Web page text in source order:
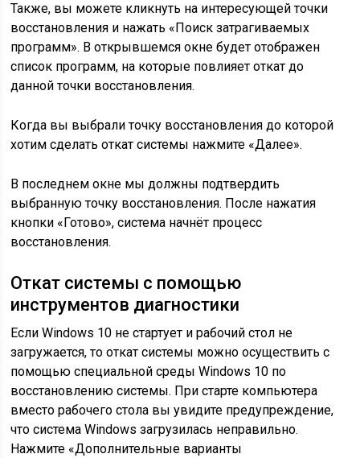
Также, вы можете кликнуть на интересующей точки
восстановления и нажать «Поиск затрагиваемых
программ». В открывшемся окне будет отображен
список программ, на которые повлияет откат до
данной точки восстановления.
Когда вы выбрали точку восстановления до которой
хотим сделать откат системы нажмите «Далее».
В последнем окне мы должны подтвердить
выбранную точку восстановления. После нажатия
кнопки «Готово», система начнёт процесс
восстановления.
Откат системы с помощью
инструментов диагностики
Если Windows 10 не стартует и рабочий стол не
загружается, то откат системы можно осуществить с
помощью специальной среды Windows 10 по
восстановлению системы. При старте компьютера
вместо рабочего стола вы увидите предупреждение,
что система Windows загрузилась неправильно.
Нажмите «Дополнительные варианты